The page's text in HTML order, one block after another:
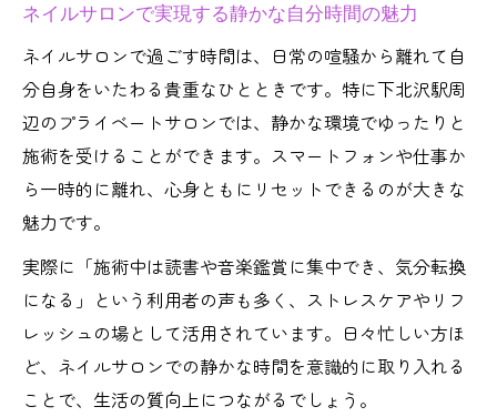
当日予約も可能なネイルサロンの選び方
仕事帰りに使える平日限定クーポンの魅力
ネイルサロンで仕事疲れを癒す時間の過ご
し方
ネイルサロンで満足度を高める予約の秘訣
希望通りの施術を受けるための事前準備
プライベートサロンの予約時に確認すべき
点
平日限定クーポンを確実にゲットするコツ
ネイルサロンで実現する静かな自分時間の魅力
ネイルサロンで過ごす時間は、日常の喧騒から離れて自
分自身をいたわる貴重なひとときです。特に下北沢駅周
辺のプライベートサロンでは、静かな環境でゆったりと
施術を受けることができます。スマートフォンや仕事か
ら一時的に離れ、心身ともにリセットできるのが大きな
魅力です。
実際に「施術中は読書や音楽鑑賞に集中でき、気分転換
になる」という利用者の声も多く、ストレスケアやリフ
レッシュの場として活用されています。日々忙しい方ほ
ど、ネイルサロンでの静かな時間を意識的に取り入れる
ことで、生活の質向上につながるでしょう。